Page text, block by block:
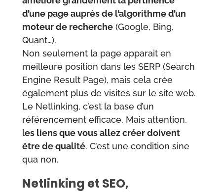
d’une page auprès de l’algorithme d’un
moteur de recherche(Google, Bing,
Quant…).
Non seulement la page apparait en
meilleure position dans les SERP (Search
Engine Result Page), mais cela crée
également plus de visites sur le site web.
Le Netlinking, c’est la base d’un
référencement efficace. Mais attention,
les liens que vous allez créer doivent
être de qualité. C’est une condition sine
qua non.
Netlinking et SEO,